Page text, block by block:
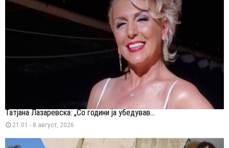
Татјана Лазаревска: „Со години ја убедував...
21:01 - 8 август, 2026